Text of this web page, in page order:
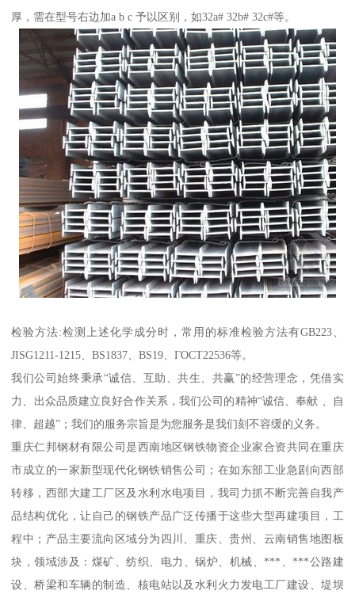
厚，需在型号右边加a b c 予以区别，如32a# 32b# 32c#等。
检验方法:检测上述化学成分时，常用的标准检验方法有GB223、
JISG1211-1215、BS1837、BS19、ГОСТ22536等。
我们公司始终秉承“诚信、互助、共生、共赢”的经营理念，凭借实
力、出众品质建立良好合作关系，我们公司的精神“诚信、奉献 、自
律、超越”；我们的服务宗旨是为您服务是我们刻不容缓的义务。
重庆仁邦钢材有限公司是西南地区钢铁物资企业家合资共同在重庆
市成立的一家新型现代化钢铁销售公司；在如东部工业急剧向西部
转移，西部大建工厂区及水利水电项目，我司力抓不断完善自我产
品结构优化，让自己的钢铁产品广泛传播于这些大型再建项目，工
程中；产品主要流向区域分为四川、重庆、贵州、云南销售地图板
块，领域涉及：煤矿、纺织、电力、锅炉、机械、***、***公路建
设、桥梁和车辆的制造、核电站以及水利火力发电工厂建设、堤坝